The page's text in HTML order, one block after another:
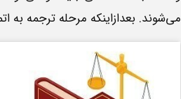
می‌شوند. بعدازاینکه مرحله ترجمه به